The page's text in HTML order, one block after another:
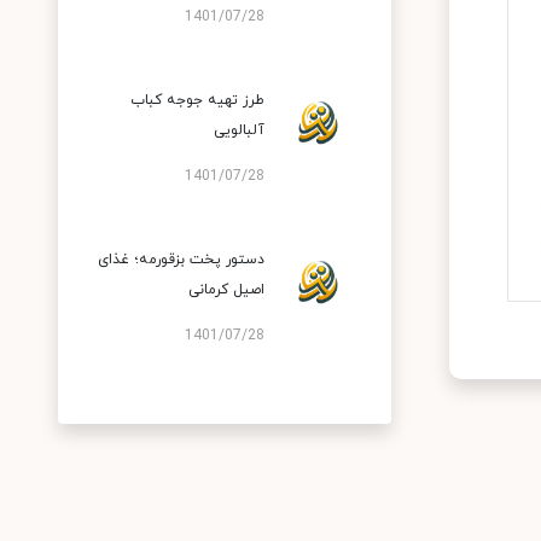
1401/07/28
طرز تهیه جوجه کباب
آلبالویی
1401/07/28
دستور پخت بزقورمه؛ غذای
اصیل کرمانی
1401/07/28